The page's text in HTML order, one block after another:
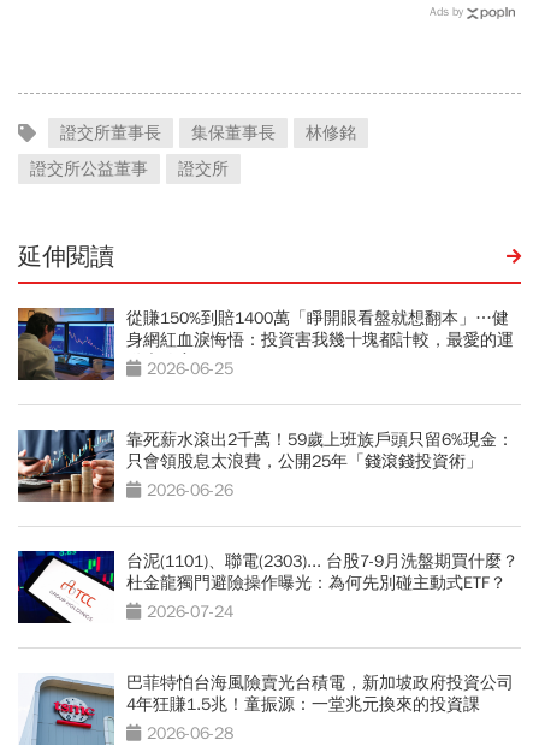
Ads by
證交所董事長 集保董事長
林修銘
證交所公益董事
證交所
延伸閱讀
從賺150%到賠1400萬「睜開眼看盤就想翻本」…健
身網紅血淚悔悟：投資害我幾十塊都計較，最愛的運
動也放棄
2026-06-25
靠死薪水滾出2千萬！59歲上班族戶頭只留6%現金：
只會領股息太浪費，公開25年「錢滾錢投資術」
2026-06-26
台泥(1101)、聯電(2303)... 台股7-9月洗盤期買什麼？
杜金龍獨門避險操作曝光：為何先別碰主動式ETF？
2026-07-24
巴菲特怕台海風險賣光台積電，新加坡政府投資公司
4年狂賺1.5兆！童振源：一堂兆元換來的投資課
2026-06-28